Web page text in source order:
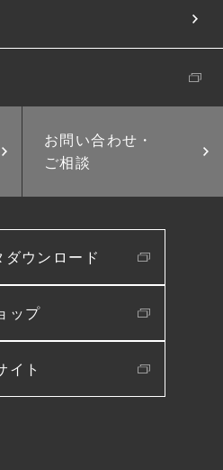
お問い合わせ・
ご相談
ウンロード
ップ
イト